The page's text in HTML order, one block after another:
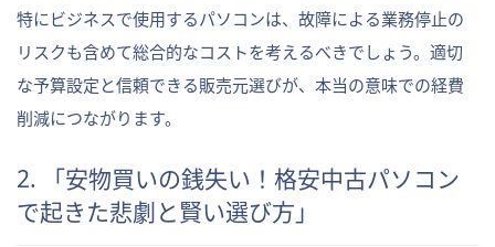
特にビジネスで使用するパソコンは、故障による業務停止の
リスクも含めて総合的なコストを考えるべきでしょう。適切
な予算設定と信頼できる販売元選びが、本当の意味での経費
削減につながります。
2. 「安物買いの銭失い！格安中古パソコン
で起きた悲劇と賢い選び方」